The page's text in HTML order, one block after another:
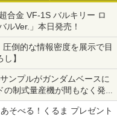
合金 VF-1S バルキリー ロ
ルVer.」本日発売！
圧倒的な情報密度を展示で目
】
ンプルがガンダムベースに
制式量産機が間もなく発送
そべる！くるま プレゼント